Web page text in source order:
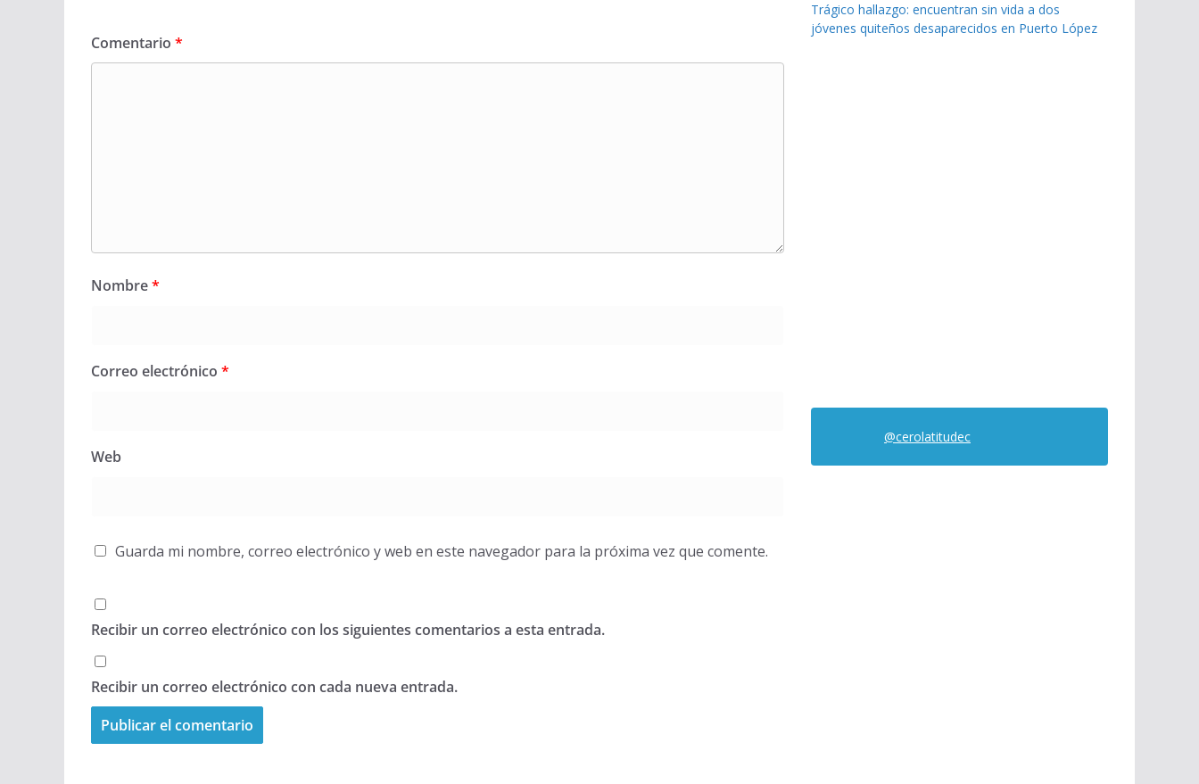
Comentario *
Nombre*
Correo electrónico *
Web
Guarda mi nombre, correo electrónico y web en este navegador para la próxima vez que comente.
Recibir un correo electrónico con los siguientes comentarios a esta entrada.
Recibir un correo electrónico con cada nueva entrada.
Trágico hallazgo: encuentran sin vida a dos
jóvenes quiteños desaparecidos en Puerto López
@cerolatitudec